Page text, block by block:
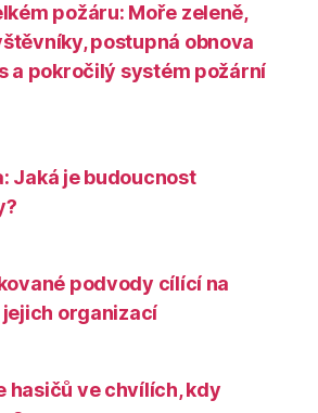
požáru: Moře zeleně,
postupná obnova
a pokročilý systém požární
Jaká je budoucnost
podvody cílící na
organizací
hasičů ve chvílích, kdy